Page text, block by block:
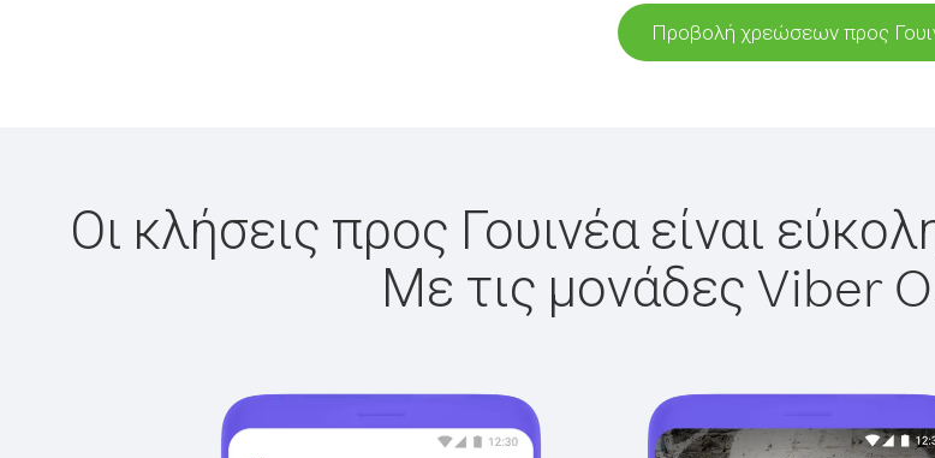
Προβολή χρεώσεων προς
Οι κλήσεις προς Γουινέα είναι
Με τις μονάδες Viber